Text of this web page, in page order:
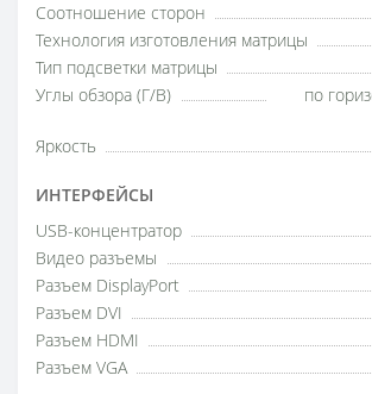
Соотношение сторон
Технология изготовления матрицы
Тип подсветки матрицы
Углы обзора (Г/В)
по
Яркость
ИНТЕРФЕЙСЫ
USB-концентратор
Видео разъемы
Разъем DisplayPort
Разъем DVI
Разъем HDMI
Разъем VGA